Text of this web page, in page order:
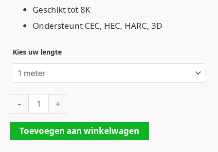
Geschikt tot 8K
Ondersteunt CEC, HEC, HARC, 3D
Kies uw lengte
- +
Toevoegen aan winkelwagen